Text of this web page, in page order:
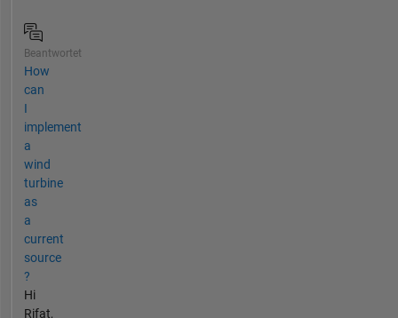
Beantwortet
How
can
I
implement
a
wind
turbine
as
a
current
source
?
Hi
Rifat,